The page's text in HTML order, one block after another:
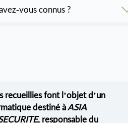
recueillies font l’objet d’un
destiné àASIA
, responsable du